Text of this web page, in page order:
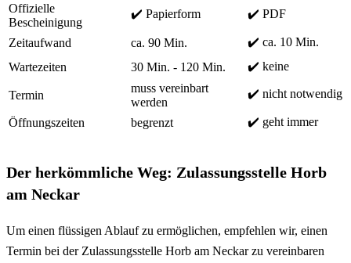
Offizielle
Bescheinigung
✔️ Papierform ✔️ PDF
Zeitaufwand ca. 90 Min.
✔️ ca. 10 Min.
Wartezeiten
30 Min. - 120 Min. ✔️ keine
Termin
muss vereinbart
werden
✔️ nicht notwendig
Öffnungszeiten begrenzt ✔️ geht immer
Der herkömmliche Weg: Zulassungsstelle Horb
am Neckar
Um einen flüssigen Ablauf zu ermöglichen, empfehlen wir, einen
Termin bei der Zulassungsstelle Horb am Neckar zu vereinbaren